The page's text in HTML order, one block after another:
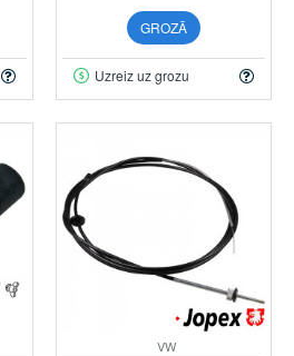
GROZĀ
Uzreiz uz grozu
VW